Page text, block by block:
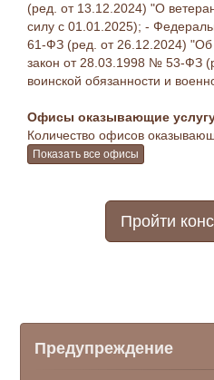
(ред. от 13.12.2024) "О
силу с 01.01.2025); -
61-ФЗ (ред. от 26.12.2024)
закон от 28.03.1998 № 53-ФЗ
воинской обязанности и
Офисы оказывающие
Количество офисов
Показать все офисы
Пройти
Предупреждение